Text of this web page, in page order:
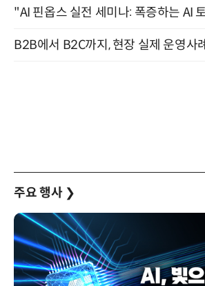
주요 행사 ❯